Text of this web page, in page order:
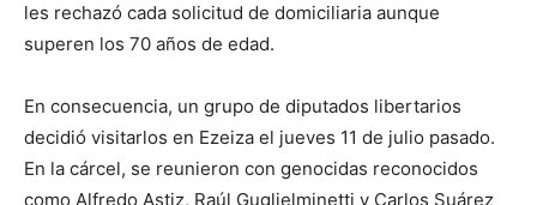
les rechazó cada solicitud de domiciliaria aunque
superen los 70 años de edad.
En consecuencia, un grupo de diputados libertarios
decidió visitarlos en Ezeiza el jueves 11 de julio pasado.
En la cárcel, se reunieron con genocidas reconocidos
como Alfredo Astiz, Raúl Guglielminetti y Carlos Suárez